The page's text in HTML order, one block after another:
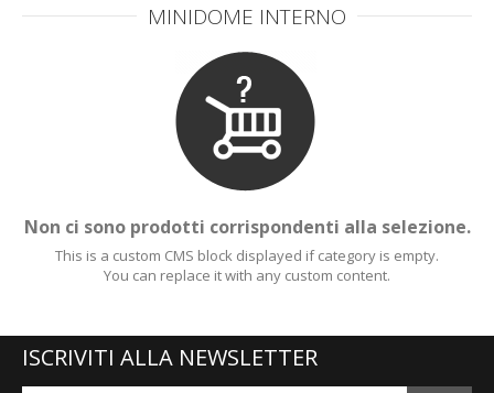
MINIDOME INTERNO
Non ci sono prodotti corrispondenti alla selezione.
This is a custom CMS block displayed if category is empty.
You can replace it with any custom content.
ISCRIVITI ALLA NEWSLETTER